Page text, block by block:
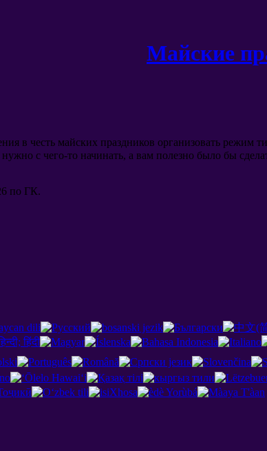
Майские
в честь майских праздников организовать режим
с чего-то начинать, а вам полезно было бы
по ГК.